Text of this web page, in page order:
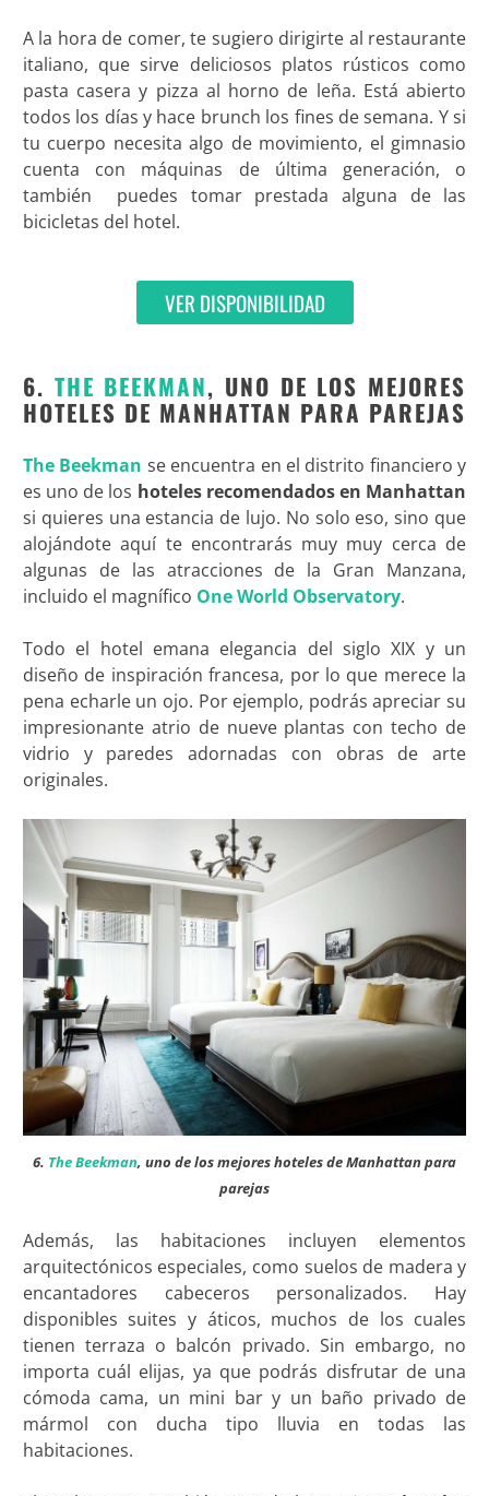
A la hora de comer, te sugiero dirigirte al restaurante
italiano, que sirve deliciosos platos rústicos como
pasta casera y pizza al horno de leña. Está abierto
todos los días y hace brunch los fines de semana. Y si
tu cuerpo necesita algo de movimiento, el gimnasio
cuenta con máquinas de última generación, o
también puedes tomar prestada alguna de las
bicicletas del hotel.
VER DISPONIBILIDAD
6. THE BEEKMAN, UNO DE LOS MEJORES
HOTELES DE MANHATTAN PARA PAREJAS
The Beekman se encuentra en el distrito financiero y
es uno de los hoteles recomendados en Manhattan
si quieres una estancia de lujo. No solo eso, sino que
alojándote aquí te encontrarás muy muy cerca de
algunas de las atracciones de la Gran Manzana,
incluido el magnífico One World Observatory.
Todo el hotel emana elegancia del siglo XIX y un
diseño de inspiración francesa, por lo que merece la
pena echarle un ojo. Por ejemplo, podrás apreciar su
impresionante atrio de nueve plantas con techo de
vidrio y paredes adornadas con obras de arte
originales.
6. The Beekman, uno de los mejores hoteles de Manhattan para
parejas
Además, las habitaciones incluyen elementos
arquitectónicos especiales, como suelos de madera y
encantadores cabeceros personalizados. Hay
disponibles suites y áticos, muchos de los cuales
tienen terraza o balcón privado. Sin embargo, no
importa cuál elijas, ya que podrás disfrutar de una
cómoda cama, un mini bar y un baño privado de
mármol con ducha tipo lluvia en todas las
habitaciones.